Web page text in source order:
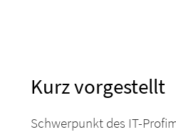
Kurz vorgestellt
Schwerpunkt des IT-